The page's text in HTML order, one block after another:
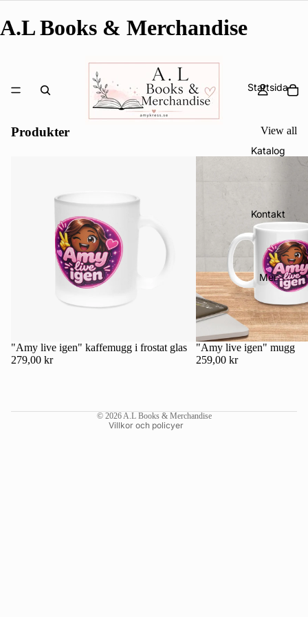
A.L Books & Merchandise
Startsida
Katalog
Kontakt
Mer
Produkter View all
"Amy live igen" kaffemugg i frostat glas
279,00 kr
"Amy live igen" mugg
259,00 kr
© 2026A.L Books & Merchandise
Villkor och policyer
Integritetspolicy
Återbetalningspolicy